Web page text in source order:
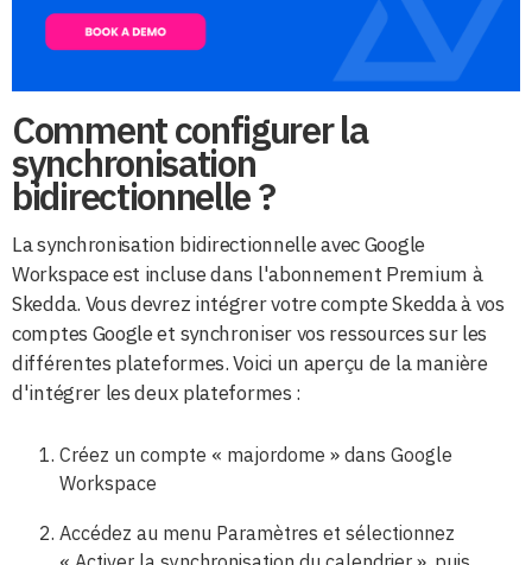
Comment configurer la
synchronisation
bidirectionnelle ?
La synchronisation bidirectionnelle avec Google
Workspace est incluse dans l'abonnement Premium à
Skedda. Vous devrez intégrer votre compte Skedda à vos
comptes Google et synchroniser vos ressources sur les
différentes plateformes. Voici un aperçu de la manière
d'intégrer les deux plateformes :
Créez un compte « majordome » dans Google
Workspace
Accédez au menu Paramètres et sélectionnez